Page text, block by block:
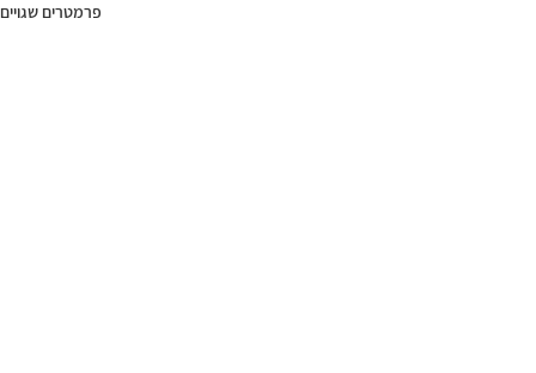
פרמטרים שגויים